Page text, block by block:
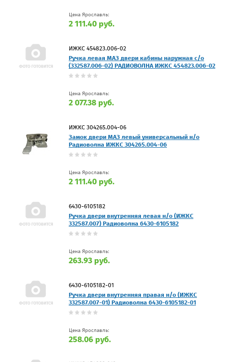
Цена Ярославль:
2 111.40 руб.
ИЖКС 454823.006-02
Ручка левая МАЗ двери кабины наружная с/о
(332587.006-02) РАДИОВОЛНА ИЖКС 454823.006-02
Цена Ярославль:
2 077.38 руб.
ИЖКС 304265.004-06
Замок двери МАЗ левый универсальный н/о
Радиоволна ИЖКС 304265.004-06
Цена Ярославль:
2 111.40 руб.
6430-6105182
Ручка двери внутренняя левая н/о (ИЖКС
332587.007) Радиоволна 6430-6105182
Цена Ярославль:
263.93 руб.
6430-6105182-01
Ручка двери внутренняя правая н/о (ИЖКС
332587.007-01) Радиоволна 6430-6105182-01
Цена Ярославль:
258.06 руб.